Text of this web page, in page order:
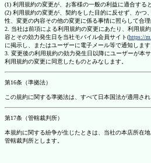
(1) 利用規約の変更が、お客様の一般の利益に適合すると
(2) 利用規約の変更が、契約をした目的に反せず、かつ
性、変更の内容その他の変更に係る事情に照らして合理
2. 当社は前項による利用規約の変更にあたり、利用規
容とその効力発生日を当社モバイル会員サイト(https://
に掲示し、またはユーザーに電子メール等で通知します
3. 変更後の利用規約の効力発生日以降にユーザーが本
利用規約の変更に同意したものとみなします。
第16条（準拠法）
この規約に関する準拠法は、すべて日本国法が適用され
第17条（管轄裁判所）
本規約に関する紛争が生じたときは、当社の本店所在
管轄裁判所とします。